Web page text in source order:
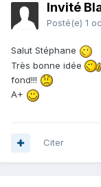
Invité
Posté(e) 1
Salut Stéphane
Très bonne idée
fond!!!
A+
Citer